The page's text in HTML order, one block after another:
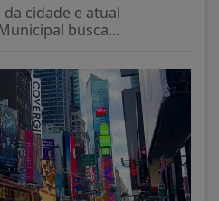
cidade e atual
busca...